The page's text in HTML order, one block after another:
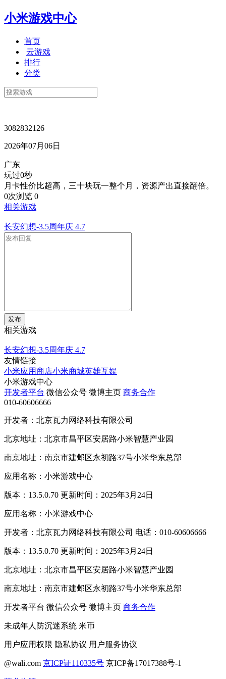
小米游戏中心
首页
云游戏
排行
分类
3082832126
2026年07月06日
广东
玩过0秒
月卡性价比超高，三十块玩一整个月，资源产出直接翻倍。
0次浏览 0
相关游戏
长安幻想-3.5周年庆 4.7
发布
相关游戏
长安幻想-3.5周年庆 4.7
友情链接
小米应用商店小米商城英雄互娱
小米游戏中心
开发者平台 微信公众号 微博主页 商务合作
010-60606666
开发者：北京瓦力网络科技有限公司
北京地址：北京市昌平区安居路小米智慧产业园
南京地址：南京市建邺区永初路37号小米华东总部
应用名称：小米游戏中心
版本：13.5.0.70 更新时间：2025年3月24日
应用名称：小米游戏中心
开发者：北京瓦力网络科技有限公司 电话：010-60606666
版本：13.5.0.70 更新时间：2025年3月24日
北京地址：北京市昌平区安居路小米智慧产业园
南京地址：南京市建邺区永初路37号小米华东总部
开发者平台 微信公众号 微博主页 商务合作
未成年人防沉迷系统 米币
用户应用权限 隐私协议 用户服务协议
@wali.com 京ICP证110335号 京ICP备17017388号-1